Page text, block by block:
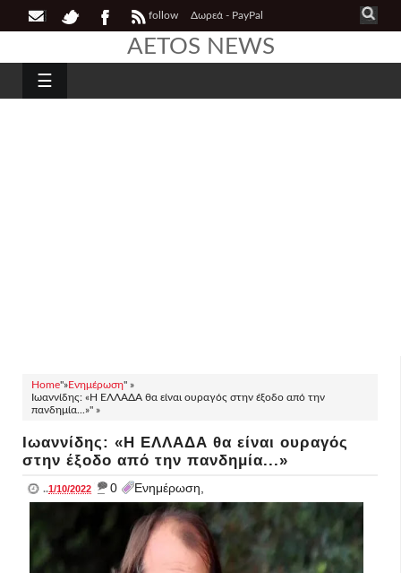
follow Δωρεά - PayPal
AETOS NEWS
☰
Home"»Ενημέρωση" »
Ιωαννίδης: «Η ΕΛΛΑΔΑ θα είναι ουραγός στην έξοδο από την
πανδημία...»" »
Ιωαννίδης: «Η ΕΛΛΑΔΑ θα είναι ουραγός
στην έξοδο από την πανδημία...»
..1/10/2022 _ 0 Ενημέρωση,